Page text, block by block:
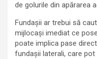
de golurile din apărarea
Fundașii ar trebui să
mijlocași imediat ce
poate implica pase
fundașii laterali, care